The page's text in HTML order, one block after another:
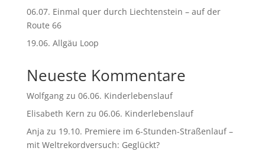
06.07. Einmal quer durch Liechtenstein – auf der
Route 66
19.06. Allgäu Loop
Neueste Kommentare
Wolfgangzu 06.06. Kinderlebenslauf
Elisabeth Kern zu 06.06. Kinderlebenslauf
Anja zu 19.10. Premiere im 6-Stunden-Straßenlauf –
mit Weltrekordversuch: Geglückt?